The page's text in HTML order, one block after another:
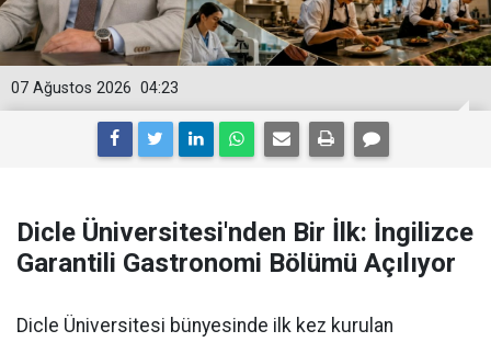
04:23
07 Ağustos 2026
Dicle Üniversitesi'nden Bir İlk: İngilizce
Garantili Gastronomi Bölümü Açılıyor
Dicle Üniversitesi bünyesinde ilk kez kurulan